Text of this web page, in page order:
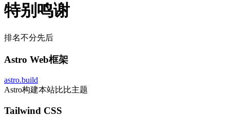
特别鸣谢
排名不分先后
Astro Web框架
astro.build
Astro构建本站比比主题
Tailwind CSS